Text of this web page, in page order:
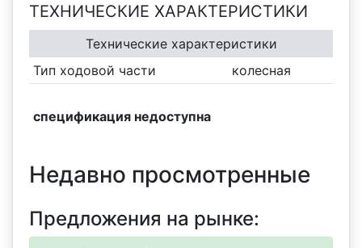
ТЕХНИЧЕСКИЕ ХАРАКТЕРИСТИКИ
Технические характеристики
Тип ходовой части
колесная
спецификация недоступна
Недавно просмотренные
Предложения на рынке: